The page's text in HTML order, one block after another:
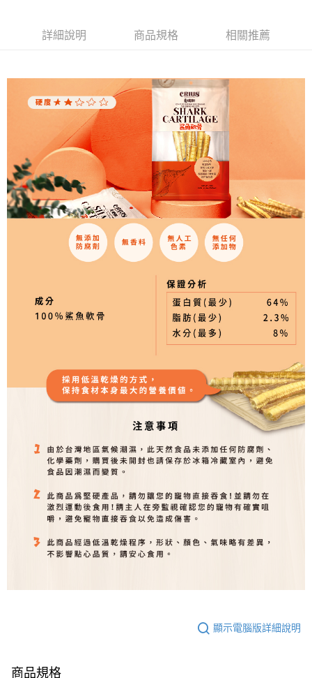
詳細說明 商品規格 相關推薦
顯示電腦版詳細說明
商品規格